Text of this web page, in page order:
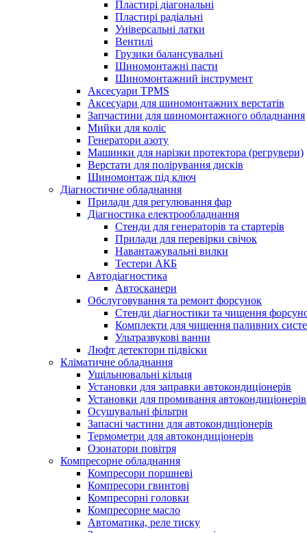
Пластирі діагональні
Пластирі радіальні
Універсальні латки
Вентилі
Грузики балансувальні
Шиномонтажні пасти
Шиномонтажний інструмент
Аксесуари TPMS
Аксесуари для шиномонтажних верстатів
Запчастини для шиномонтажного обладнання
Мийки для коліс
Генератори азоту
Машинки для нарізки протектора (регрувери)
Верстати для полірування дисків
Шиномонтаж під ключ
Діагностичне обладнання
Прилади для регулювання фар
Діагностика електрообладнання
Стенди для генераторів та стартерів
Прилади для перевірки свічок
Навантажувальні вилки
Тестери АКБ
Автодіагностика
Автосканери
Обслуговування та ремонт форсунок
Стенди діагностики та чищення
Комплекти для чищення паливних
Ультразвукові ванни
Люфт детектори підвіски
Кліматичне обладнання
Ущільнювальні кільця
Установки для заправки автокондиціонерів
Установки для промивання автокондиціонерів
Осушувальні фільтри
Запасні частини для автокондиціонерів
Термометри для автокондиціонерів
Озонатори повітря
Компресорне обладнання
Компресори поршневі
Компресори гвинтові
Компресорні головки
Компресорне масло
Автоматика, реле тиску